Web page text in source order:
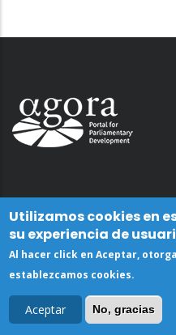
Utilizamos cookies en
su experiencia de
Al hacer click en Aceptar,
establezcamos cookies.
Aceptar No, gracias